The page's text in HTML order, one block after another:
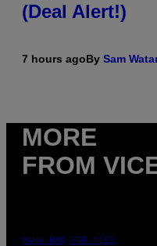
(Deal Alert!)
7 hours agoBy Sam
MORE
FROM
MAHA HAQ FOR VICE